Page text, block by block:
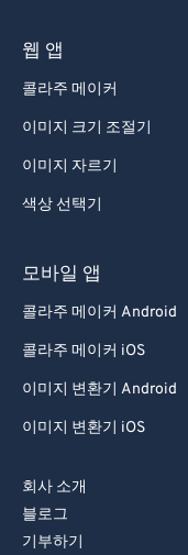
웹 앱
콜라주 메이커
이미지 크기 조절기
이미지 자르기
색상 선택기
모바일 앱
콜라주 메이커 Android
콜라주 메이커 iOS
이미지 변환기 Android
이미지 변환기 iOS
회사 소개
블로그
기부하기